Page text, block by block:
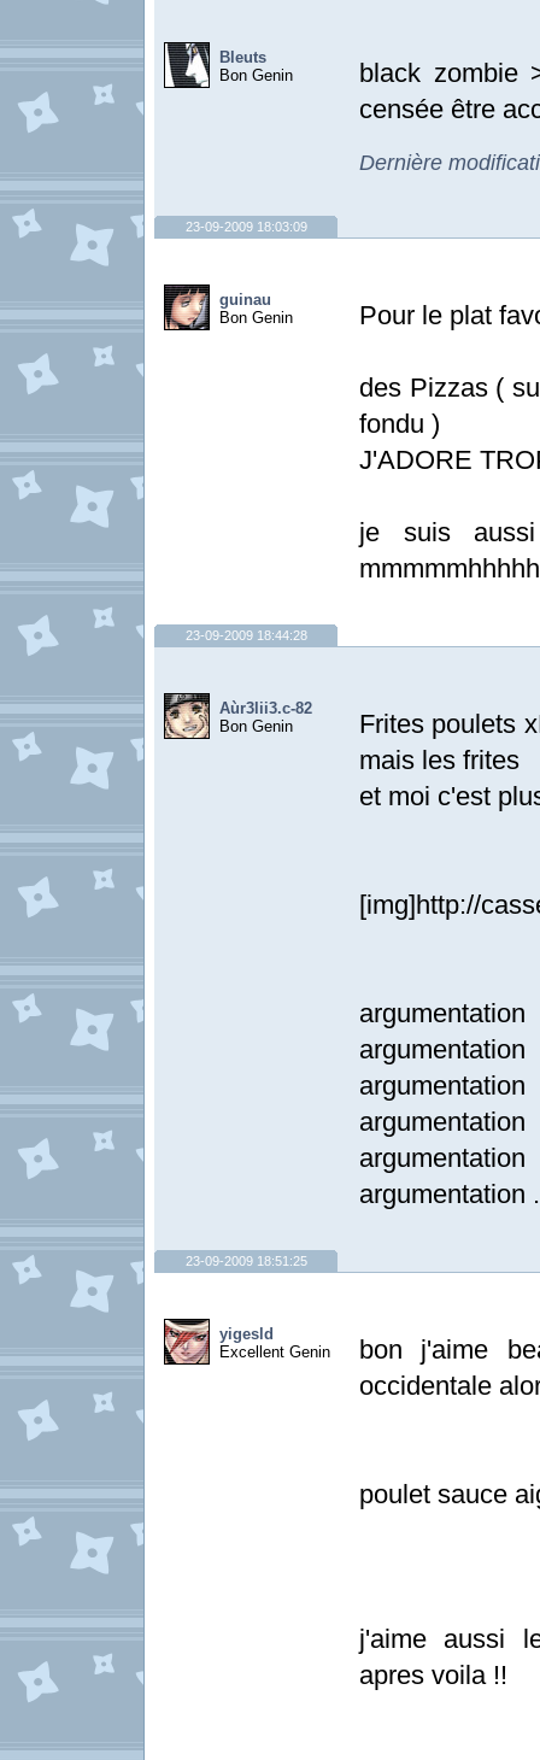
Bleuts
Bon Genin
black zombie
censée être
Dernière
23-09-2009 18:03:09
guinau
Bon Genin
Pour le plat
des Pizzas (
fondu )
J'ADORE
je suis
23-09-2009 18:44:28
Aùr3lii3.c-82
Bon Genin
Frites poulets
mais les frites
et moi c'est
[img]http://
argumentation
23-09-2009 18:51:25
yigesld
Excellent Genin
bon j'aime
occidentale
poulet sauce
j'aime aussi
apres voila !!